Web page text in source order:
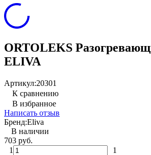
ORTOLEKS
ELIVA
Артикул:20301
К сравнению
В избранное
Написать отзыв
Бренд:Eliva
В наличии
703 руб.
1
1